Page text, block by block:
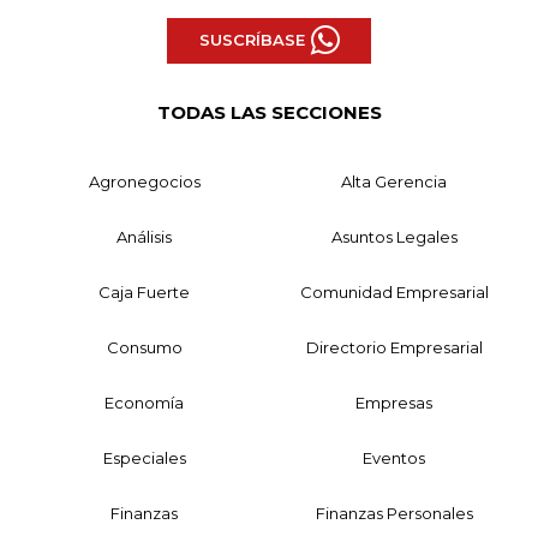
SUSCRÍBASE
TODAS LAS SECCIONES
Agronegocios Alta Gerencia
Análisis Asuntos Legales
Caja Fuerte Comunidad Empresarial
Consumo Directorio Empresarial
Economía Empresas
Especiales Eventos
Finanzas Finanzas Personales